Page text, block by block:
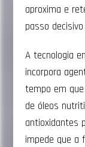
aproxima e
passo
A tecnologia
incorpora
tempo em
de óleos
antioxidantes
impede que a